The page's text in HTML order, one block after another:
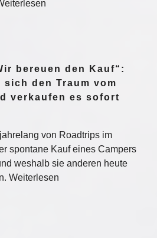
bereuen den Kauf“:
den Traum vom
verkaufen es sofort
von Roadtrips im
spontane Kauf eines Campers
weshalb sie anderen heute
Weiterlesen